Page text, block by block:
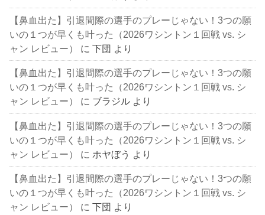
【鼻血出た】引退間際の選手のプレーじゃない！3つの願
いの１つが早くも叶った（2026ワシントン１回戦 vs. シ
ャン レビュー）
に下団 より
【鼻血出た】引退間際の選手のプレーじゃない！3つの願
いの１つが早くも叶った（2026ワシントン１回戦 vs. シ
ャン レビュー）
に ブラジル より
【鼻血出た】引退間際の選手のプレーじゃない！3つの願
いの１つが早くも叶った（2026ワシントン１回戦 vs. シ
ャン レビュー）
に ホヤぼう より
【鼻血出た】引退間際の選手のプレーじゃない！3つの願
いの１つが早くも叶った（2026ワシントン１回戦 vs. シ
ャン レビュー）
に下団 より